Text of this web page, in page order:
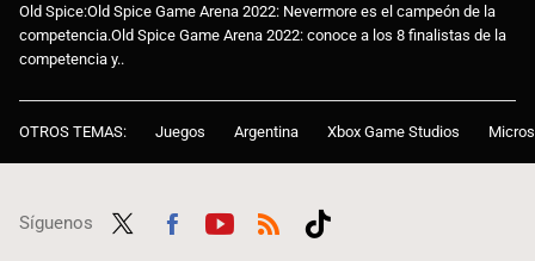
Old Spice:Old Spice Game Arena 2022: Nevermore es el campeón de la
competencia.Old Spice Game Arena 2022: conoce a los 8 finalistas de la
competencia y..
OTROS TEMAS: Juegos Argentina Xbox Game Studios
Síguenos